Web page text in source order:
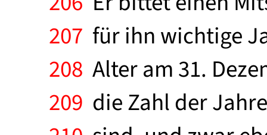
207 für ihn wichtige
208 Alter am 31.
209 die Zahl der